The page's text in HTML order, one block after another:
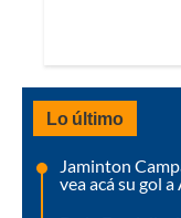
Lo último
Jaminton
vea acá su gol